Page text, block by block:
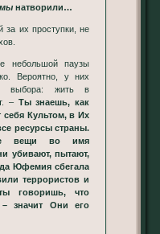
мынатворили…
небольшой паузы
Вероятно, у них
выбора: жить в
– Ты знаешь, как
Культом, в Их
ресурсы страны.
вещи во имя
убивают, пытают,
Юфемия сбегала
террористов и
говоришь, что
значит Они его